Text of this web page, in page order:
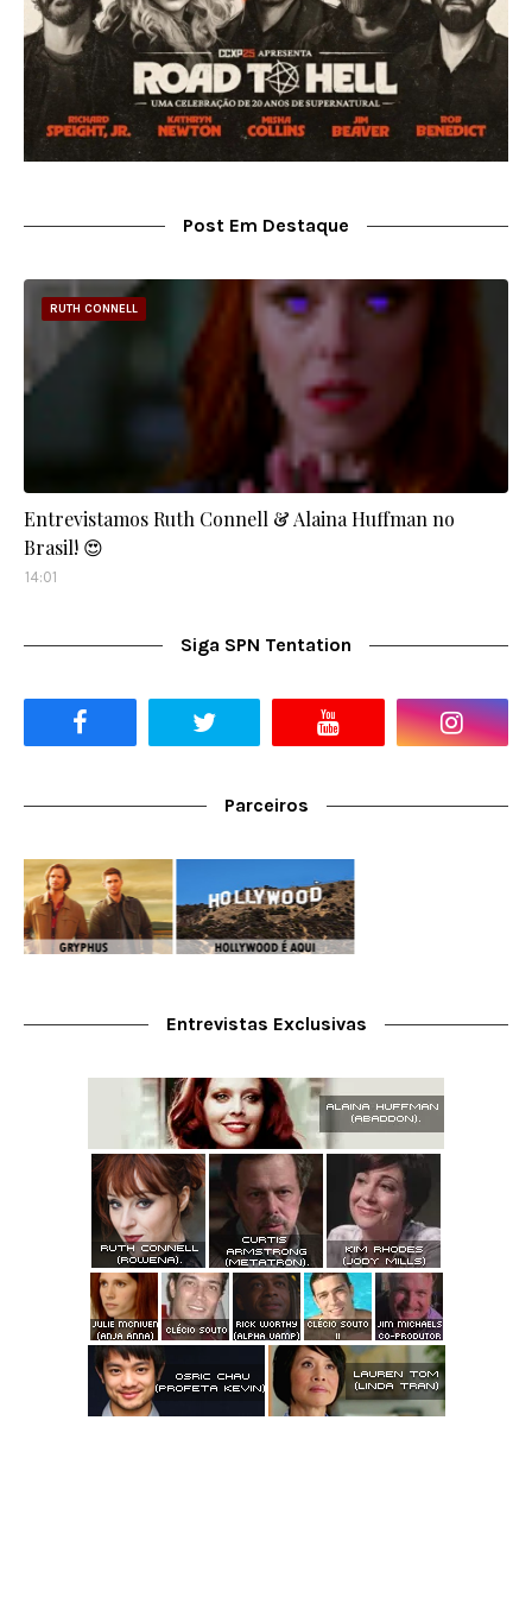
Post Em Destaque
RUTH CONNELL
Entrevistamos Ruth Connell & Alaina Huffman no
Brasil! 😍
14:01
Siga SPN Tentation
Parceiros
Entrevistas Exclusivas